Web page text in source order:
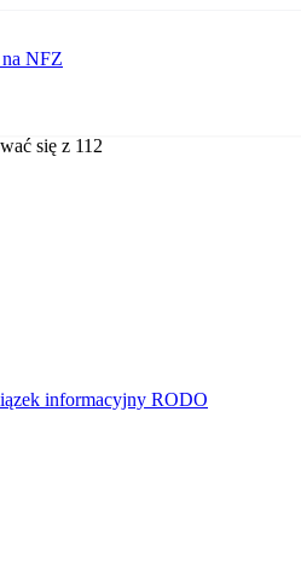
NFZ
się z 112
informacyjny RODO